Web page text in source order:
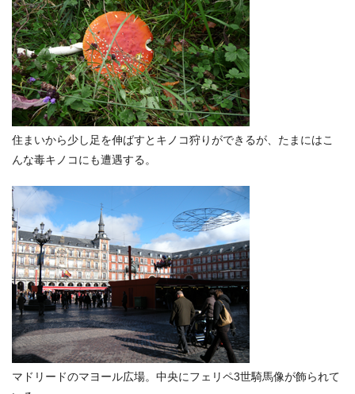
住まいから少し足を伸ばすとキノコ狩りができるが、たまにはこ
んな毒キノコにも遭遇する。
マドリードのマヨール広場。中央にフェリペ3世騎馬像が飾られて